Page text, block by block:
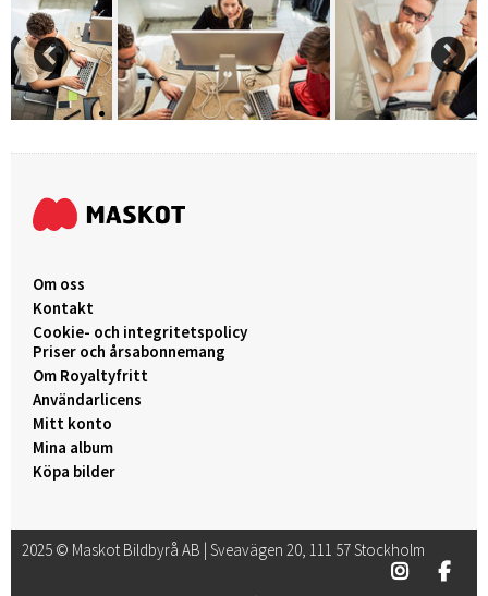
Om oss
Kontakt
Cookie- och integritetspolicy
Priser och årsabonnemang
Om Royaltyfritt
Användarlicens
Mitt konto
Mina album
Köpa bilder
2025 © Maskot Bildbyrå AB | Sveavägen 20, 111 57 Stockholm